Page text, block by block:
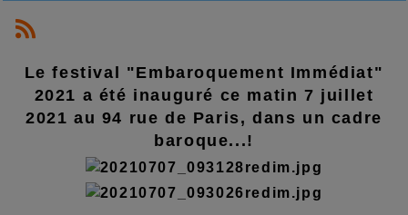
Le festival "Embaroquement Immédiat"
2021 a été inauguré ce matin 7 juillet
2021 au 94 rue de Paris, dans un cadre
baroque...!